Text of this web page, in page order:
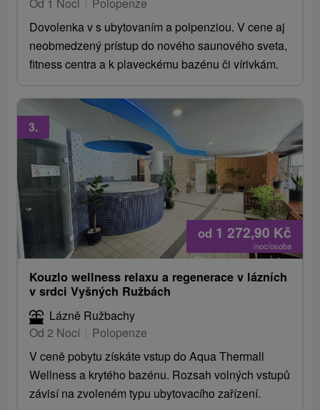
Od 1 Noci
Polopenze
Dovolenka v s ubytovaním a polpenziou. V cene aj
neobmedzený prístup do nového saunového sveta,
fitness centra a k plaveckému bazénu či vírivkám.
od 1 272,90 Kč
/noc/osoba
3.
Kouzlo wellness relaxu a regenerace v lázních
v srdci Vyšných Ružbách
Lázně Ružbachy
Od 2 Nocí
Polopenze
V ceně pobytu získáte vstup do Aqua Thermall
Wellness a krytého bazénu. Rozsah volných vstupů
závisí na zvoleném typu ubytovacího zařízení.